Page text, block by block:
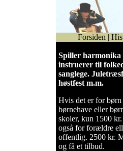
Forsiden |
Spiller harmonika
instruerer til
sanglege.
høstfest m.m.
Hvis det er for børn
børnehave eller
skoler, kun 1500
også for forældre
offentlig. 2500 kr.
og få et tilbud.